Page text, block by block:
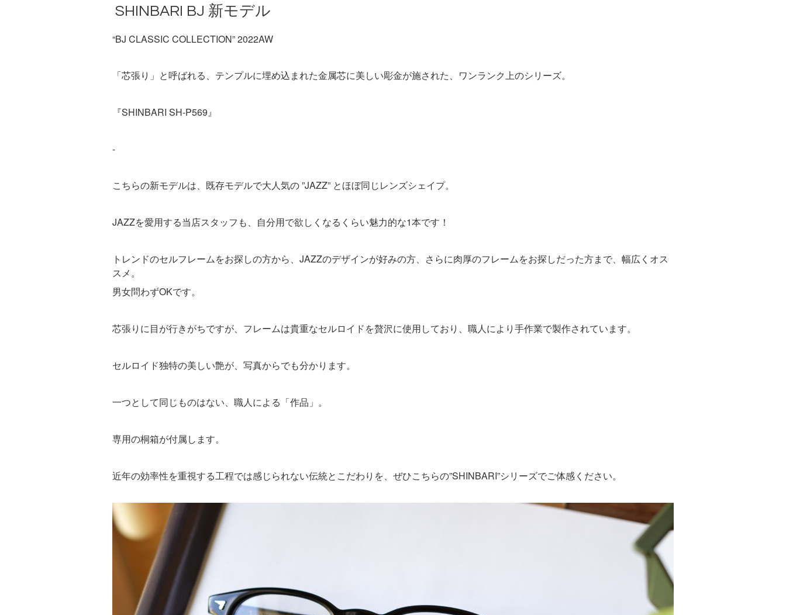
SHINBARI BJ 新モデル
“BJ CLASSIC COLLECTION” 2022AW
「芯張り」と呼ばれる、テンプルに埋め込まれた金属芯に美しい彫金が施された、ワンランク上のシリーズ。
『SHINBARI SH-P569』
-
こちらの新モデルは、既存モデルで大人気の ”JAZZ” とほぼ同じレンズシェイプ。
JAZZを愛用する当店スタッフも、自分用で欲しくなるくらい魅力的な1本です！
トレンドのセルフレームをお探しの方から、JAZZのデザインが好みの方、さらに肉厚のフレームをお探しだった方まで、幅広くオス
スメ。
男女問わずOKです。
芯張りに目が行きがちですが、フレームは貴重なセルロイドを贅沢に使用しており、職人により手作業で製作されています。
セルロイド独特の美しい艶が、写真からでも分かります。
一つとして同じものはない、職人による「作品」。
専用の桐箱が付属します。
近年の効率性を重視する工程では感じられない伝統とこだわりを、ぜひこちらの”SHINBARI”シリーズでご体感ください。